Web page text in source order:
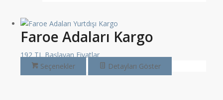
Faroe Adaları Kargo
192 TL Başlayan Fiyatlar
Seçenekler
Detayları Göster